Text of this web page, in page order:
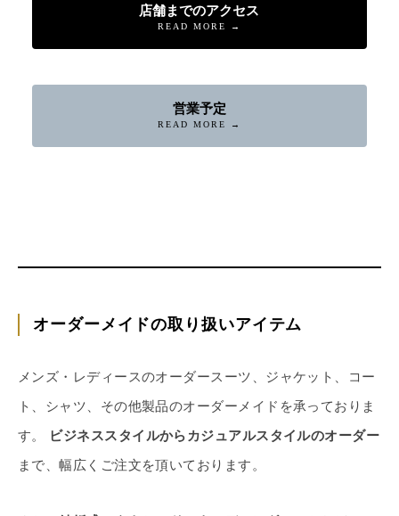
店舗までのアクセス
READ MORE →
営業予定
READ MORE →
オーダーメイドの取り扱いアイテム
メンズ・レディースのオーダースーツ、ジャケット、コー
ト、シャツ、その他製品のオーダーメイドを承っておりま
す。 ビジネススタイルからカジュアルスタイルのオーダー
まで、幅広くご注文を頂いております。